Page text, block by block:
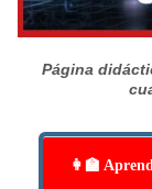
Página
👩‍🏫